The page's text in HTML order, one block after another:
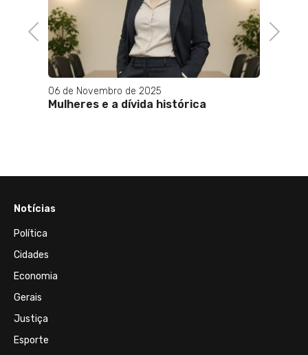
Previous
06 de Novembro de 2025
Mulheres e a dívida histórica
Next
Notícias
Política
Cidades
Economia
Gerais
Justiça
Esporte